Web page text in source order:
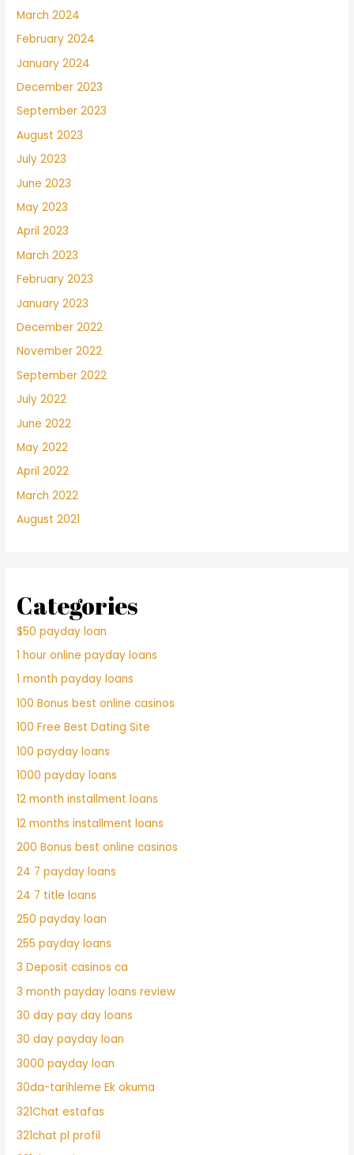
March 2024
February 2024
January 2024
December 2023
September 2023
August 2023
July 2023
June 2023
May 2023
April 2023
March 2023
February 2023
January 2023
December 2022
November 2022
September 2022
July 2022
June 2022
May 2022
April 2022
March 2022
August 2021
Categories
$50 payday loan
1 hour online payday loans
1 month payday loans
100 Bonus best online casinos
100 Free Best Dating Site
100 payday loans
1000 payday loans
12 month installment loans
12 months installment loans
200 Bonus best online casinos
24 7 payday loans
24 7 title loans
250 payday loan
255 payday loans
3 Deposit casinos ca
3 month payday loans review
30 day pay day loans
30 day payday loan
3000 payday loan
30da-tarihleme Ek okuma
321Chat estafas
321chat pl profil